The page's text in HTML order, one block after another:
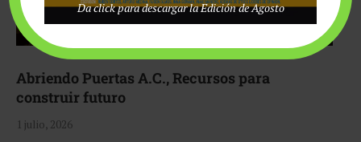
Abriendo Puertas A.C., Recursos para
construir futuro
1 julio, 2026
Da click para descargar la Edición de Agosto